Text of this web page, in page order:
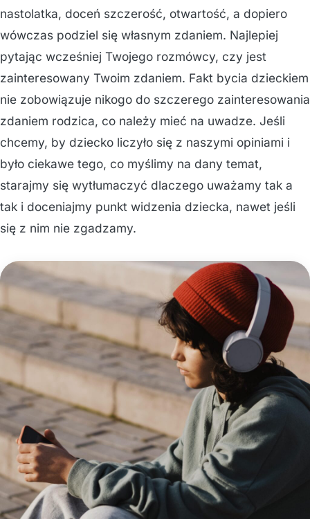
nastolatka, doceń szczerość, otwartość, a dopiero
wówczas podziel się własnym zdaniem. Najlepiej
pytając wcześniej Twojego rozmówcy, czy jest
zainteresowany Twoim zdaniem. Fakt bycia dzieckiem
nie zobowiązuje nikogo do szczerego zainteresowania
zdaniem rodzica, co należy mieć na uwadze. Jeśli
chcemy, by dziecko liczyło się z naszymi opiniami i
było ciekawe tego, co myślimy na dany temat,
starajmy się wytłumaczyć dlaczego uważamy tak a
tak i doceniajmy punkt widzenia dziecka, nawet jeśli
się z nim nie zgadzamy.